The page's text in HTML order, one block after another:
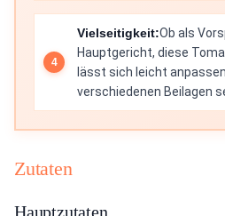
Vielseitigkeit:Ob als
Hauptgericht, diese
lässt sich leicht
verschiedenen Beilagen
Zutaten
Hauptzutaten